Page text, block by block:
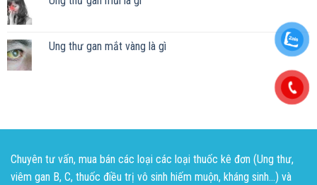
Ung thư gan mắt vàng là gì
Chuyên tư vấn, mua bán các loại các loại thuốc kê đơn (Ung thư,
viêm gan B, C, thuốc điều trị vô sinh hiếm muộn, kháng sinh...) và